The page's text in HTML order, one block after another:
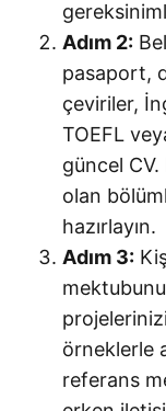
Adım 2:
pasaport,
çeviriler,
TOEFL
güncel
olan
hazırlayın.
Adım 3:
örneklerle
referans